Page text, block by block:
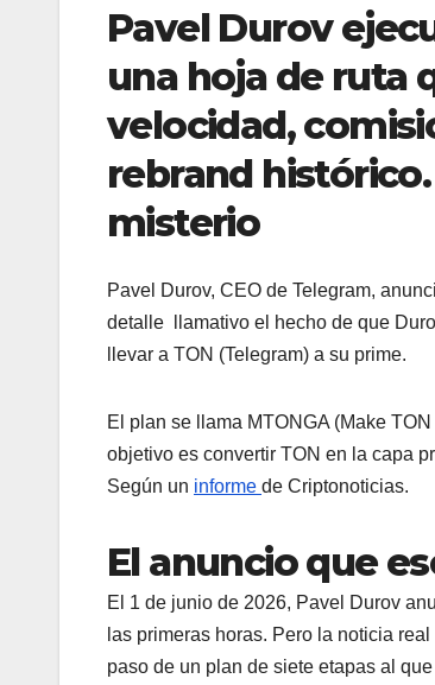
Pavel Durov
una hoja de ruta
velocidad,
rebrand
misterio
Pavel Durov, CEO de Telegram,
detalle llamativo el hecho de que
llevar a TON (Telegram) a su prime.
El plan se llama MTONGA (Make
objetivo es convertir TON en la capa
Según un informe de Criptonoticias.
El anuncio que
El 1 de junio de 2026, Pavel Durov
las primeras horas. Pero la noticia
paso de un plan de siete etapas al